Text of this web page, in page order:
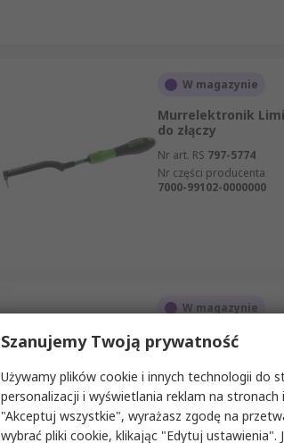
W magazynie
Murrelektronik
do złączy
Nr art. RS 797-5774
Nr części producenta
7000-99102-0000000
W magazynie
binder Klucz do
Nr części producenta
Szanujemy Twoją prywatność
Używamy plików cookie i innych technologii do
personalizacji i wyświetlania reklam na
"Akceptuj wszystkie", wyrażasz zgodę na
wybrać pliki cookie, klikając "Edytuj ustawienia".